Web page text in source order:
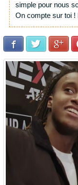
simple pour nous
On compte sur toi !
Facebook Twitter